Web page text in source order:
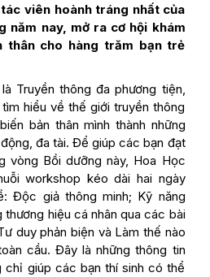
viên hoành tráng nhất của
năm nay, mở ra cơ hội khám
thân cho hàng trăm bạn trẻ
Truyền thông đa phương tiện,
hiểu về thế giới truyền thông
bản thân mình thành những
đa tài. Để giúp các bạn đạt
vòng Bồi dưỡng này, Hoa Học
workshop kéo dài hai ngày
Độc giả thông minh; Kỹ năng
hiệu cá nhân qua các bài
duy phản biện và Làm thế nào
cầu. Đây là những thông tin
giúp các bạn thí sinh có thể